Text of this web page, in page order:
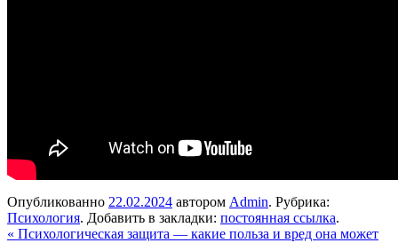
Опубликованно 22.02.2024 автором Admin. Рубрика:
Психология. Добавить в закладки: постоянная ссылка.
« Психологическая защита — какие польза и вред она может